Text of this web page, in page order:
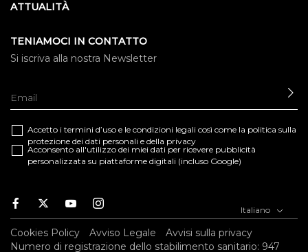
ATTUALITÀ
TENIAMOCI IN CONTATTO
Si iscriva alla nostra Newsletter
Accetto i termini d’uso e le condizioni legali così come la politica sulla
protezione dei dati personali e della privacy
Acconsento all'utilizzo dei miei dati per ricevere pubblicità
personalizzata su piattaforme digitali (incluso Google)
Facebook
TwitterYoutubeInstagram Italiano
Cookies Policy Avviso Legale
Avvisi sulla privacy
Numero di registrazione dello stabilimento sanitario: 947